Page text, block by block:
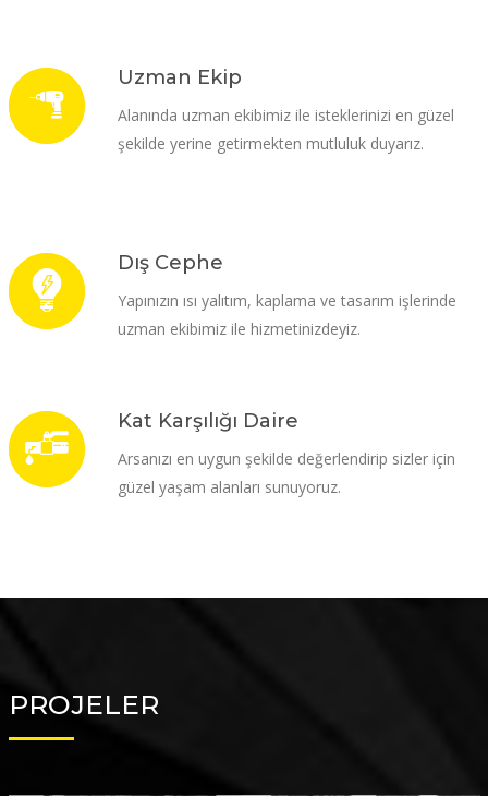
Uzman Ekip
Alanında uzman ekibimiz ile isteklerinizi en güzel
şekilde yerine getirmekten mutluluk duyarız.
Dış Cephe
Yapınızın ısı yalıtım, kaplama ve tasarım işlerinde
uzman ekibimiz ile hizmetinizdeyiz.
Kat Karşılığı Daire
Arsanızı en uygun şekilde değerlendirip sizler için
güzel yaşam alanları sunuyoruz.
PROJELER